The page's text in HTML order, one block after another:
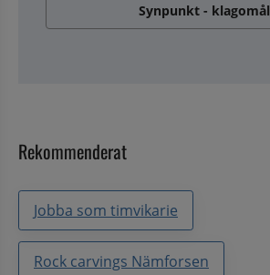
Synpunkt - klagomål
Rekommenderat
Jobba som timvikarie
Rock carvings Nämforsen